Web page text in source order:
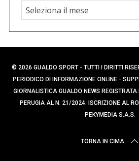
A
r
c
h
i
v
i
© 2026 GUALDO SPORT - TUTTI I DIRITTI
PERIODICO DI INFORMAZIONE ONLINE -
GIORNALISTICA GUALDO NEWS REGISTRATA
PERUGIA AL N. 21/2024. ISCRIZIONE AL
PEKYMEDIA S.A.S.
TORNA IN CIMA